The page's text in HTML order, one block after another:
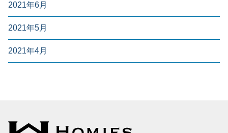
2021年6月
2021年5月
2021年4月